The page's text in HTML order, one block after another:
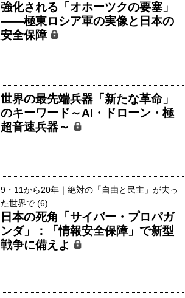
強化される「オホーツクの要塞」
――極東ロシア軍の実像と日本の
安全保障
世界の最先端兵器「新たな革命」
のキーワード～AI・ドローン・極
超音速兵器～
9・11から20年｜絶対の「自由と民主」が去っ
た世界で (6)
日本の死角「サイバー・プロパガ
ンダ」：「情報安全保障」で新型
戦争に備えよ